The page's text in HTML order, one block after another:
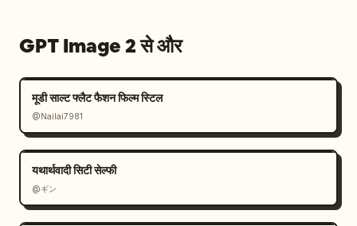
GPT Image 2 से और
मूडी साल्ट फ्लैट फैशन फिल्म स्टिल
@Nailai7981
यथार्थवादी सिटी सेल्फी
@ギン